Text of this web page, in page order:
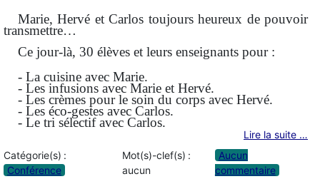
Marie, Hervé et Carlos toujours heureux de pouvoir
transmettre…
Ce jour-là, 30 élèves et leurs enseignants pour :
- La cuisine avec Marie.
- Les infusions avec Marie et Hervé.
- Les crèmes pour le soin du corps avec Hervé.
- Les éco-gestes avec Carlos.
- Le tri sélectif avec Carlos.
Lire la suite …
Catégorie(s) :
Conférence
Mot(s)-clef(s) :
aucun
Aucun
commentaire